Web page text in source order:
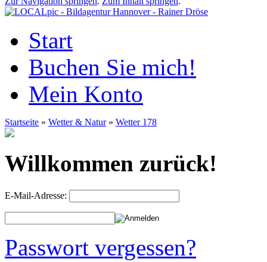
Start
Buchen Sie mich!
Mein Konto
Startseite » Wetter & Natur» Wetter 178
Willkommen zurück!
E-Mail-Adresse:
Passwort vergessen?